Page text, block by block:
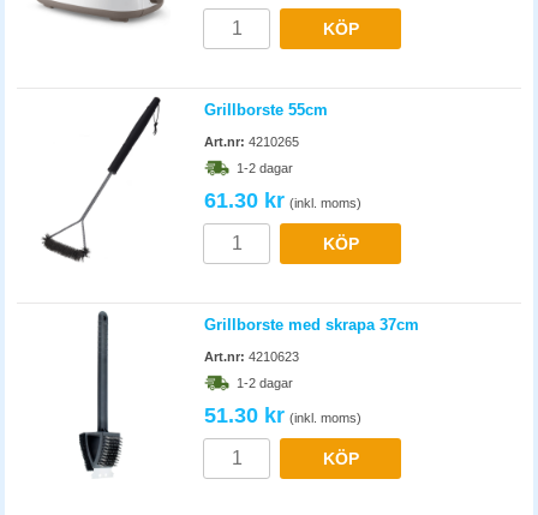
KÖP
Grillborste 55cm
Art.nr: 4210265
1-2 dagar
61.30 kr (inkl. moms)
KÖP
Grillborste med skrapa 37cm
Art.nr: 4210623
1-2 dagar
51.30 kr (inkl. moms)
KÖP